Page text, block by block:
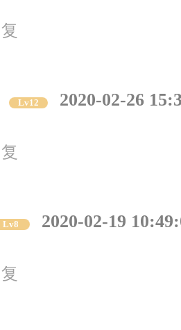
Lv12
2020-02-26
Lv8
2020-02-19